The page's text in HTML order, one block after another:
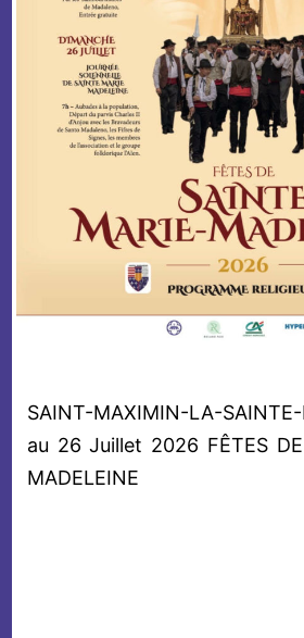
SAINT-MAXIMIN-LA-
au 26 Juillet 2026 FÊTES
MADELEINE